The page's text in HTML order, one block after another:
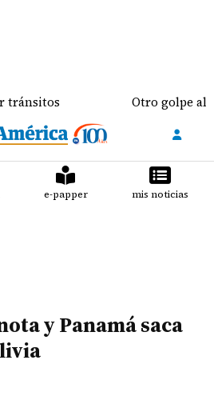
Otro golpe al bolsillo
e-papper mis noticias
y Panamá saca